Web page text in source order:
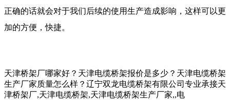
正确的话就会对于我们后续的使用生产造成影响，这样可以更
加的方便，快捷。
天津桥架厂哪家好？天津电缆桥架报价是多少？天津电缆桥架
生产厂家质量怎么样？辽宁双龙电缆桥架有限公司专业承接天
津桥架厂,天津电缆桥架,天津电缆桥架生产厂家,,电